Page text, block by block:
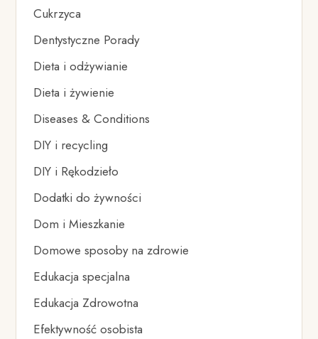
Cukrzyca
Dentystyczne Porady
Dieta i odżywianie
Dieta i żywienie
Diseases & Conditions
DIY i recycling
DIY i Rękodzieło
Dodatki do żywności
Dom i Mieszkanie
Domowe sposoby na zdrowie
Edukacja specjalna
Edukacja Zdrowotna
Efektywność osobista